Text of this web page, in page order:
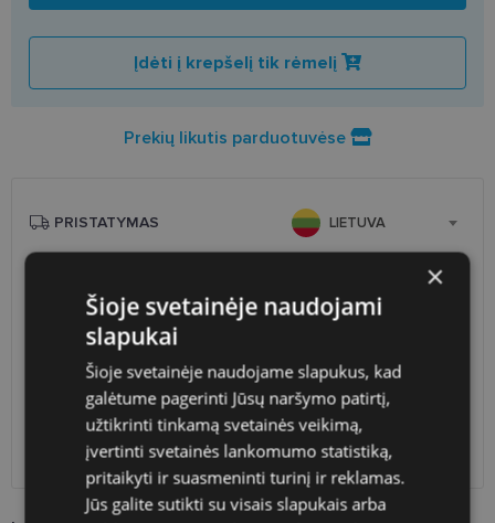
Įdėti į krepšelį tik rėmelį
Prekių likutis parduotuvėse
PRISTATYMAS LIETUVA
pristatymas
Pirmadienis 2026 m. rugpjūčio
24 d.
Atsiėmimas optikoje
Venipak paštomatai
LP Express paštomatai
DPD paštomatai
Omniva paštomatai
DPD kurjeris
×
Šioje svetainėje naudojami
slapukai
Šioje svetainėje naudojame slapukus, kad
galėtume pagerinti Jūsų naršymo patirtį,
užtikrinti tinkamą svetainės veikimą,
įvertinti svetainės lankomumo statistiką,
pritaikyti ir suasmeninti turinį ir reklamas.
Jūs galite sutikti su visais slapukais arba